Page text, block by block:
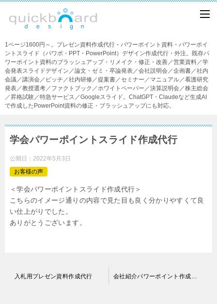
1ページ1600円～。プレゼン資料作成代行・パワーポイント資料・パワーポイ
ントスライド（パワポ・PPT・PowerPoint）デザイン作成代行・外注。既存パ
ワーポイント資料のブラッシュアップ・リメイク・修正・改善／営業資料／学
会発表スライドデザイン／論文・ゼミ・卒論発表／会社説明会／企画書／社内
会議／講演会／ピッチ／社内研修／提案書／セミナー／マニュアル／看護研究
発表／教授選考／ファクトブック／ホワイトペーパー／決算説明会／株主総会
／昇格試験／特急サービス／Googleスライド。ChatGPT・Claudeなど生成AI
で作成したPowerPoint資料の修正・ブラッシュアップにも対応。
学会パワーポイントスライド作成代行
公開日： 2022年5月3日
お客様の声
＜学会パワーポイントスライド作成代行＞
こちらのイメージ通りの内容で見た目も良く分かりやすくて良
い仕上がりでした。
ありがとうございます。
入札用プレゼン資料作成代行